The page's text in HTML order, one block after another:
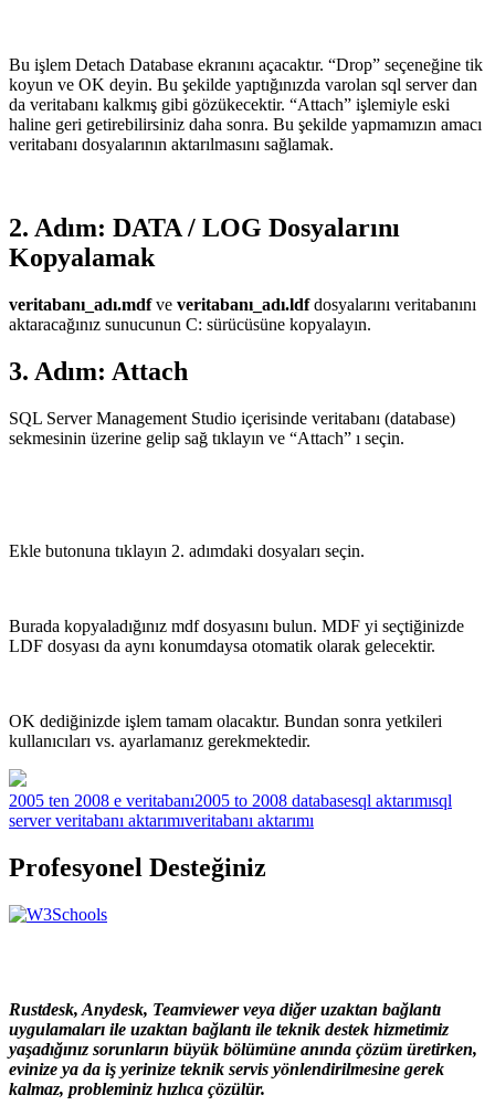
Bu işlem Detach Database ekranını açacaktır. “Drop” seçeneğine tik
koyun ve OK deyin. Bu şekilde yaptığınızda varolan sql server dan
da veritabanı kalkmış gibi gözükecektir. “Attach” işlemiyle eski
haline geri getirebilirsiniz daha sonra. Bu şekilde yapmamızın amacı
veritabanı dosyalarının aktarılmasını sağlamak.
2. Adım: DATA / LOG Dosyalarını
Kopyalamak
veritabanı_adı.mdfve veritabanı_adı.ldfdosyalarını veritabanını
aktaracağınız sunucunun C: sürücüsüne kopyalayın.
3. Adım: Attach
SQL Server Management Studio içerisinde veritabanı (database)
sekmesinin üzerine gelip sağ tıklayın ve “Attach” ı seçin.
Ekle butonuna tıklayın 2. adımdaki dosyaları seçin.
Burada kopyaladığınız mdf dosyasını bulun. MDF yi seçtiğinizde
LDF dosyası da aynı konumdaysa otomatik olarak gelecektir.
OK dediğinizde işlem tamam olacaktır. Bundan sonra yetkileri
kullanıcıları vs. ayarlamanız gerekmektedir.
2005 ten 2008 e veritabanı2005 to 2008 databasesql aktarımısql
server veritabanı aktarımıveritabanı aktarımı
Profesyonel Desteğiniz
Rustdesk, Anydesk, Teamviewer veya diğer uzaktan bağlantı
uygulamaları ile uzaktan bağlantı ile teknik destek hizmetimiz
yaşadığınız sorunların büyük bölümüne anında çözüm üretirken,
evinize ya da iş yerinize teknik servis yönlendirilmesine gerek
kalmaz, probleminiz hızlıca çözülür.